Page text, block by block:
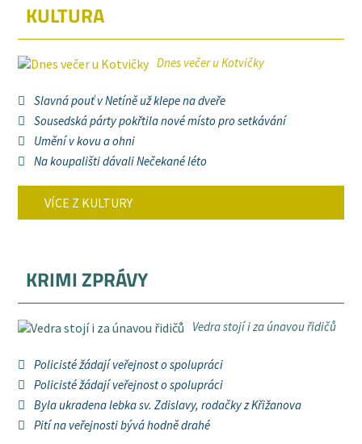
KULTURA
Dnes večer u Kotvičky
Slavná pouť v Netíně už klepe na dveře
Sousedská párty pokřtila nové místo pro setkávání
Umění v kovu a ohni
Na koupališti dávali Nečekané léto
VÍCE Z KULTURY
KRIMI ZPRÁVY
Vedra stojí i za únavou řidičů
Policisté žádají veřejnost o spolupráci
Policisté žádají veřejnost o spolupráci
Byla ukradena lebka sv. Zdislavy, rodačky z Křižanova
Pití na veřejnosti bývá hodně drahé